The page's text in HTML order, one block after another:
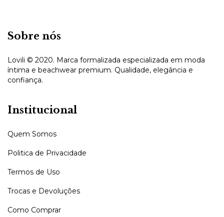
Sobre nós
Lovili © 2020. Marca formalizada especializada em moda
íntima e beachwear premium. Qualidade, elegância e
confiança.
Institucional
Quem Somos
Politica de Privacidade
Termos de Uso
Trocas e Devoluções
Como Comprar